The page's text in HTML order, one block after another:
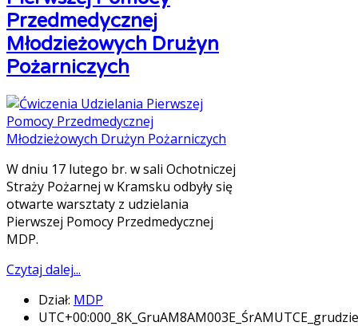
Przedmedycznej
Młodzieżowych Drużyn
Pożarniczych
W dniu 17 lutego br. w sali Ochotniczej
Straży Pożarnej w Kramsku odbyły się
otwarte warsztaty z udzielania
Pierwszej Pomocy Przedmedycznej
MDP.
Czytaj dalej...
Dział: MDP